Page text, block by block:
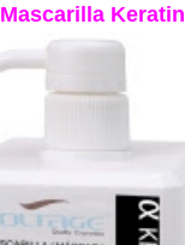
Mascarilla Keratin